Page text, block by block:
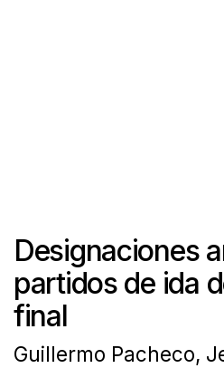
Designaciones
partidos de ida
final
Guillermo Pacheco,